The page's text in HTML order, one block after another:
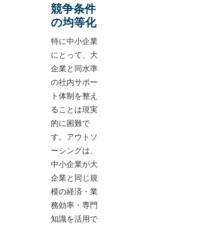
競争条件
の均等化
特に中小企業
にとって、大
企業と同水準
の社内サポー
ト体制を整え
ることは現実
的に困難で
す。アウトソ
ーシングは、
中小企業が大
企業と同じ規
模の経済・業
務効率・専門
知識を活用で